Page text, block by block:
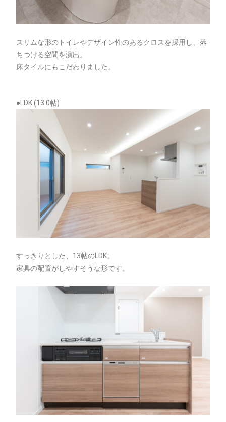
スリムな形のトイレやデザイン性のあるクロスを採用し、落
ちつける空間を演出。
床タイルにもこだわりました。
●LDK (13.0帖)
すっきりとした、13帖のLDK。
家具の配置がしやすそうな形です。